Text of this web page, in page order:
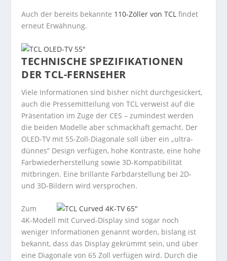
Auch der bereits bekannte 110-Zöller von TCL findet
erneut Erwähnung.
TECHNISCHE SPEZIFIKATIONEN
DER TCL-FERNSEHER
Viele Informationen sind bisher nicht durchgesickert,
auch die Pressemitteilung von TCL verweist auf die
Präsentation im Zuge der CES – zumindest werden
die beiden Modelle aber schmackhaft gemacht. Der
OLED-TV mit 55-Zoll-Diagonale soll über ein „ultra-
dünnes“ Design verfügen, hohe Kontraste, eine hohe
Farbwiederherstellung sowie 3D-Kompatibilität
mitbringen. Eine brillante Farbdarstellung bei 2D-
und 3D-Bildern wird versprochen.
Zum
4K-Modell mit Curved-Display sind sogar noch
weniger Informationen genannt worden, bislang ist
bekannt, dass das Display gekrümmt sein, und über
eine Diagonale von 65 Zoll verfügen wird. Durch die